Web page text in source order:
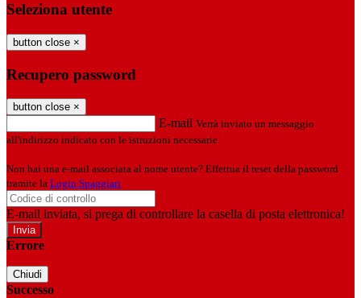
Seleziona utente
button close ×
Recupero password
button close ×
E-mail Verrà inviato un messaggio
all'indirizzo indicato con le istruzioni necessarie.
Non hai una e-mail associata al nome utente? Effettua il reset della password
tramite la Login Spaggiari
E-mail inviata, si prega di controllare la casella di posta elettronica!
Errore
Chiudi
Successo